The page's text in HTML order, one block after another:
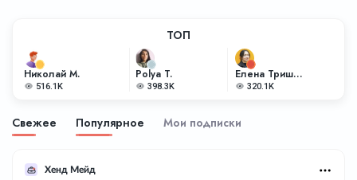
ТОП
Николай М.
516.1K
Polya T.
398.3K
Елена Тришкина
320.1K
Свежее Популярное Мои подписки
Хенд Мейд